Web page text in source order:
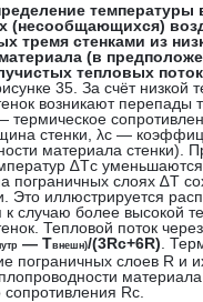
температуры
(несообщающихся)
тремя стенками из
(в
тепловых
35. За счёт низкой
возникают перепады
термическое
стенки, λc —
материала стенки).
∆Тc
пограничных слоях ∆Т
Это иллюстрируется
случаю более высокой
Тепловой поток
— Tвнешн)/(3Rc+6R) .
пограничных слоев R и
сопротивления Rc.